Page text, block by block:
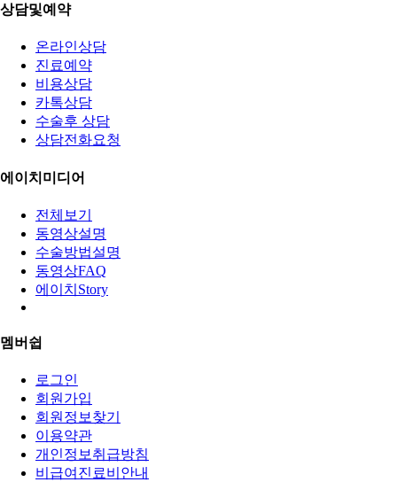
상담및예약
온라인상담
진료예약
비용상담
카톡상담
수술후 상담
상담전화요청
에이치미디어
전체보기
동영상설명
수술방법설명
동영상FAQ
에이치Story
멤버쉽
로그인
회원가입
회원정보찾기
이용약관
개인정보취급방침
비급여진료비안내